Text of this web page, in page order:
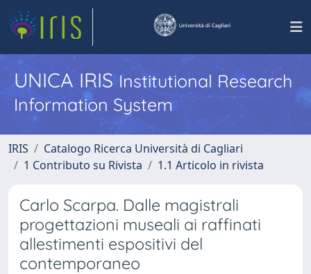
UNICA IRISInstitutional Research
Information System
IRIS
Catalogo Ricerca Università di Cagliari
1 Contributo su Rivista
1.1 Articolo in rivista
Carlo Scarpa. Dalle magistrali
progettazioni museali ai raffinati
allestimenti espositivi del
contemporaneo